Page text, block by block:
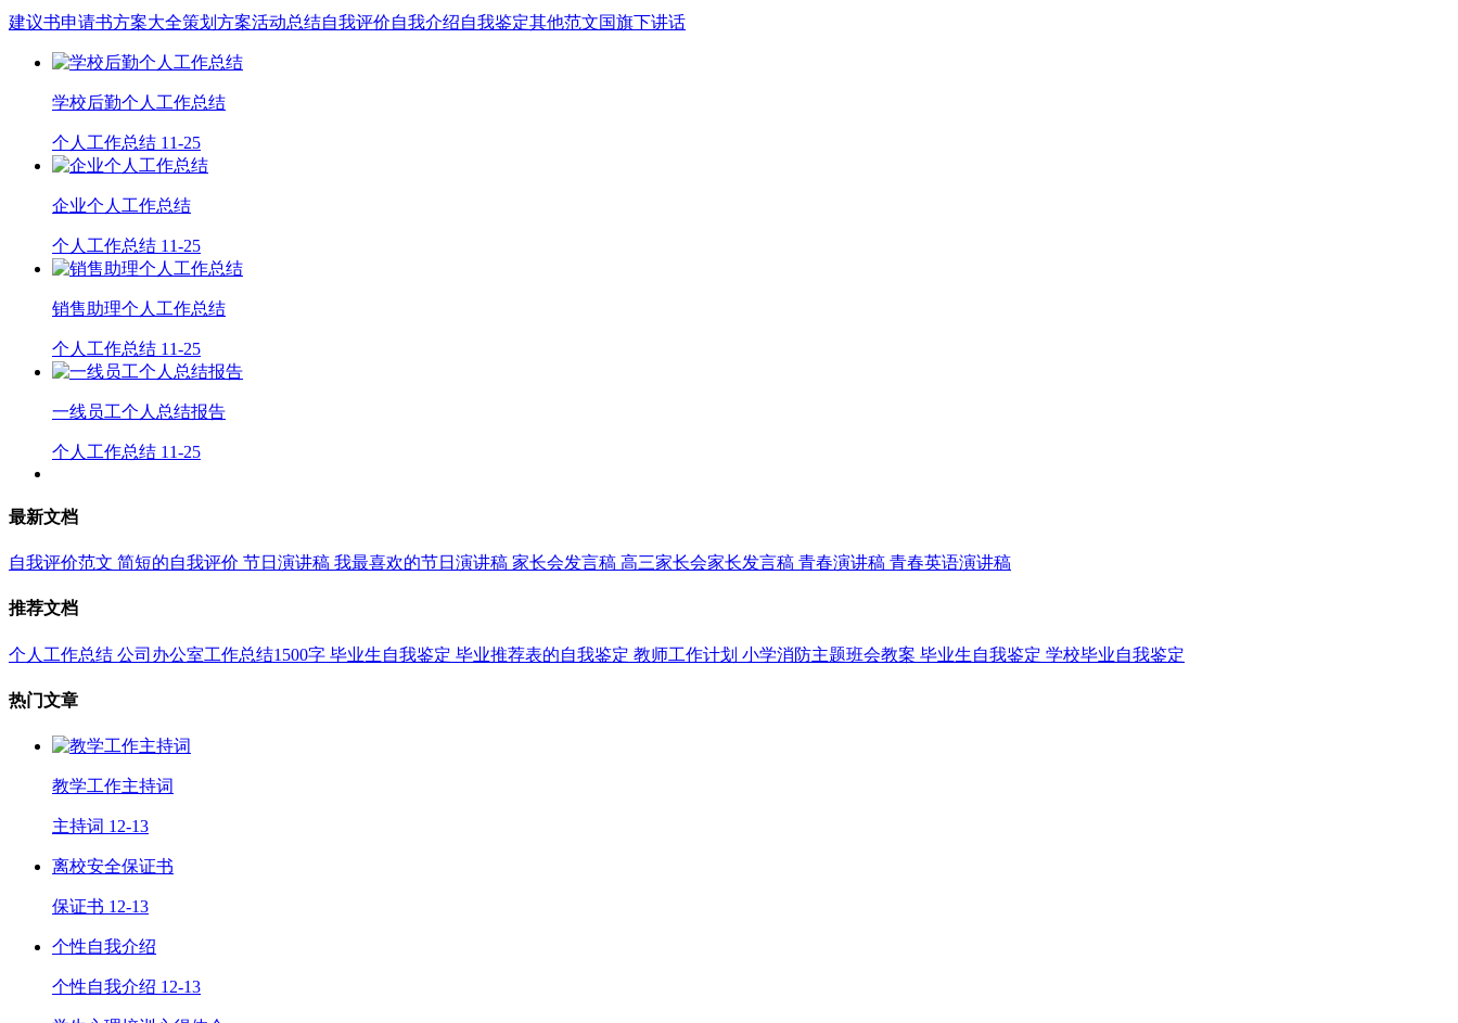
建议书申请书方案大全策划方案活动总结自我评价自我介绍自我鉴定其他范文国旗下讲话
学校后勤个人工作总结
个人工作总结 11-25
企业个人工作总结
个人工作总结 11-25
销售助理个人工作总结
个人工作总结 11-25
一线员工个人总结报告
个人工作总结 11-25
最新文档
自我评价范文 简短的自我评价 节日演讲稿 我最喜欢的节日演讲稿 家长会发言稿 高三家长会家长发言稿 青春演讲稿 青春英语演讲稿
推荐文档
个人工作总结 公司办公室工作总结1500字 毕业生自我鉴定 毕业推荐表的自我鉴定 教师工作计划 小学消防主题班会教案 毕业生自我鉴定 学校毕业自我鉴定
热门文章
教学工作主持词
主持词 12-13
离校安全保证书
保证书 12-13
个性自我介绍
个性自我介绍 12-13